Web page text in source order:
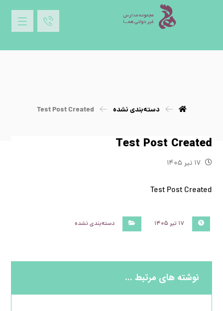
دسته‌بندی نشده Test Post Created
Test Post Created
۱۷ تیر ۱۴۰۵
Test Post Created
۱۷ تیر ۱۴۰۵ دسته‌بندی نشده
نوشته های مرتبط ...